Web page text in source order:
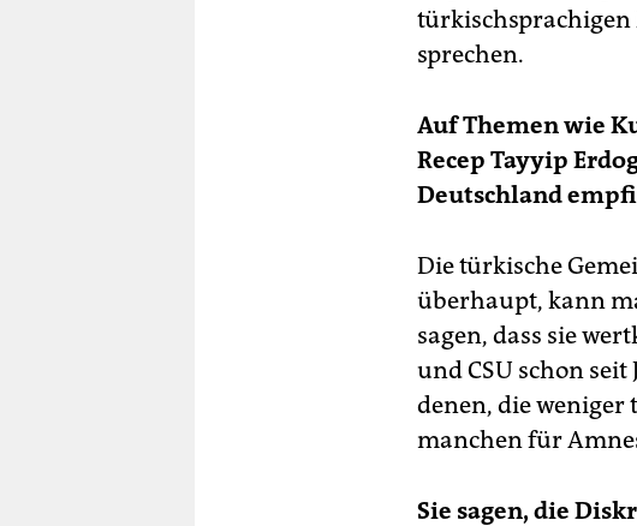
sprechen.
Auf Themen wie
Recep Tayyip
Deutschland
Die türkische
überhaupt, kann
sagen, dass sie
und CSU schon
denen, die
manchen für
Sie sagen, die